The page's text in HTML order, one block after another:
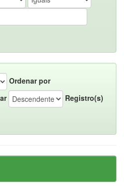
Ordenar por
Registro(s)